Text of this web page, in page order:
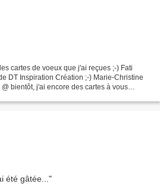
cartes de voeux que j'ai reçues ;-) Fati
DT Inspiration Création ;-) Marie-Christine
bientôt, j'ai encore des cartes à vous